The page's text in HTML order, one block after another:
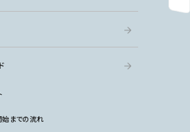
までの流れ